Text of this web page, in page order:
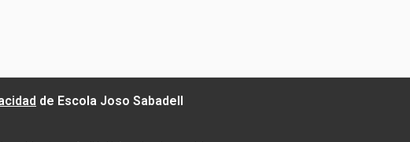
de Escola Joso Sabadell